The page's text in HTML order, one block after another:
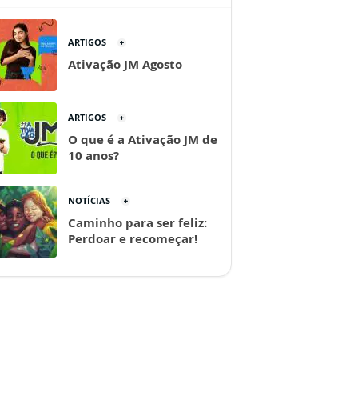
ARTIGOS
Ativação JM Agosto
ARTIGOS
O que é a Ativação JM de
10 anos?
NOTÍCIAS
Caminho para ser feliz:
Perdoar e recomeçar!